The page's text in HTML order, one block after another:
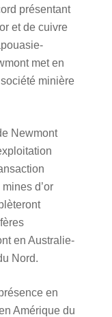
présentant
et de cuivre
met en
minière
Newmont
d’or
en Australie-
Nord.
en
Amérique du